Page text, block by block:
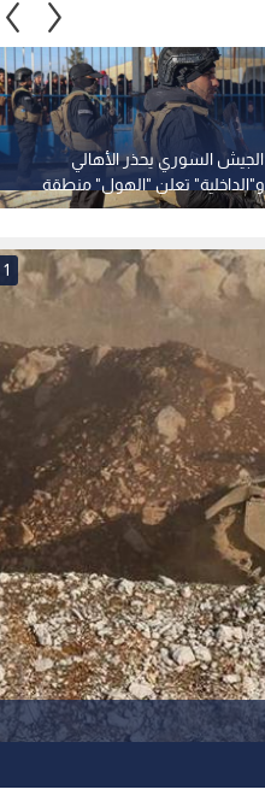
الجيش السوري يحذر الأهالي
و"الداخلية" تعلن "الهول" منطقة
محظورة
1